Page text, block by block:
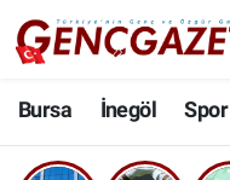
Bursa İnegöl Spor
Bursa
İnegöl
Nöbetçi Eczaneler
Hava Durumu